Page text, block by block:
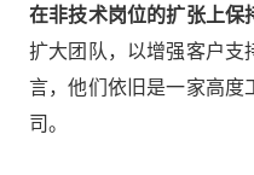
在非技术岗位的扩张上保
扩大团队，以增强客户支
言，他们依旧是一家高度
司。